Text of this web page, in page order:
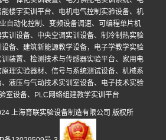
楼宇实训平台、电机电气控制实验设备、机
自动化控制、变频设备调速、可编程单片机
训设备、中央空调实训设备、制冷制热实验
备、建筑新能源教学设备，电子学教学实验
装置、检测技术与传感器实验平台、家用电
理实验器材、信号与系统测试设备、机械系
液压与气动技术实训室设备、电子技术实验
室设备、PLC网络组建教学实训平台
上海育联实验设备制造有限公司 版权所